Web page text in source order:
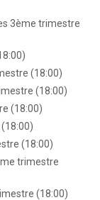
3ème trimestre
(18:00)
(18:00)
(18:00)
(18:00)
trimestre
(18:00)